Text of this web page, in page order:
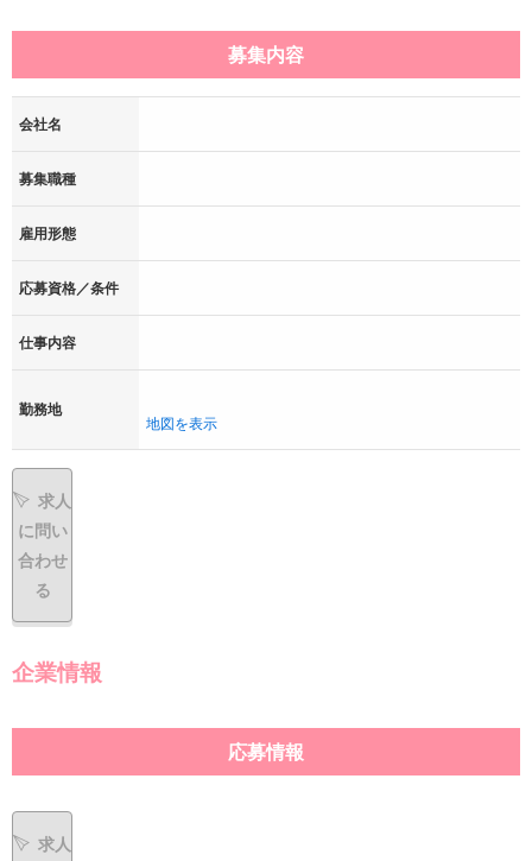
募集内容
会社名
募集職種
雇用形態
応募資格／条件
仕事内容
勤務地
地図を表示
求人
に問い
合わせ
る
企業情報
応募情報
求人